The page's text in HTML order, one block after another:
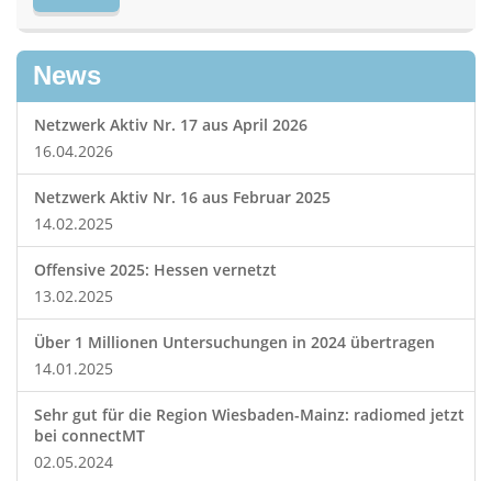
News
Netzwerk Aktiv Nr. 17 aus April 2026
16.04.2026
Netzwerk Aktiv Nr. 16 aus Februar 2025
14.02.2025
Offensive 2025: Hessen vernetzt
13.02.2025
Über 1 Millionen Untersuchungen in 2024 übertragen
14.01.2025
Sehr gut für die Region Wiesbaden-Mainz: radiomed jetzt
bei connectMT
02.05.2024